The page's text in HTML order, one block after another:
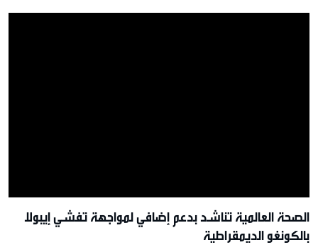
الصحة العالمية تناشد بدعم إضافي لمواجهة تفشي إيبولا
بالكونغو الديمقراطية